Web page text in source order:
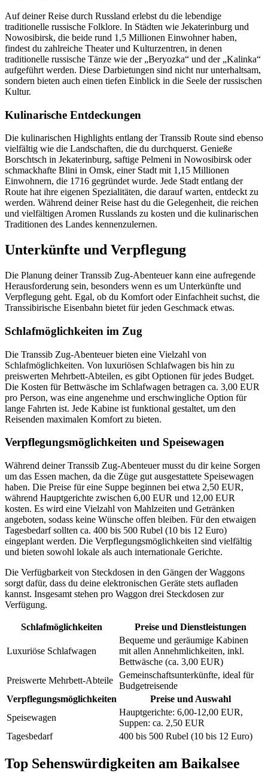
Auf deiner Reise durch Russland erlebst du die lebendige
traditionelle russische Folklore. In Städten wie Jekaterinburg und
Nowosibirsk, die beide rund 1,5 Millionen Einwohner haben,
findest du zahlreiche Theater und Kulturzentren, in denen
traditionelle russische Tänze wie der „Beryozka“ und der „Kalinka“
aufgeführt werden. Diese Darbietungen sind nicht nur unterhaltsam,
sondern bieten auch einen tiefen Einblick in die Seele der russischen
Kultur.
Kulinarische Entdeckungen
Die kulinarischen Highlights entlang der Transsib Route sind ebenso
vielfältig wie die Landschaften, die du durchquerst. Genieße
Borschtsch in Jekaterinburg, saftige Pelmeni in Nowosibirsk oder
schmackhafte Blini in Omsk, einer Stadt mit 1,15 Millionen
Einwohnern, die 1716 gegründet wurde. Jede Stadt entlang der
Route hat ihre eigenen Spezialitäten, die darauf warten, entdeckt zu
werden. Während deiner Reise hast du die Gelegenheit, die reichen
und vielfältigen Aromen Russlands zu kosten und die kulinarischen
Traditionen des Landes kennenzulernen.
Unterkünfte und Verpflegung
Die Planung deiner Transsib Zug-Abenteuer kann eine aufregende
Herausforderung sein, besonders wenn es um Unterkünfte und
Verpflegung geht. Egal, ob du Komfort oder Einfachheit suchst, die
Transsibirische Eisenbahn bietet für jeden Geschmack etwas.
Schlafmöglichkeiten im Zug
Die Transsib Zug-Abenteuer bieten eine Vielzahl von
Schlafmöglichkeiten. Von luxuriösen Schlafwagen bis hin zu
preiswerten Mehrbett-Abteilen, es gibt Optionen für jedes Budget.
Die Kosten für Bettwäsche im Schlafwagen betragen ca. 3,00 EUR
pro Person, was eine angenehme und erschwingliche Option für
lange Fahrten ist. Jede Kabine ist funktional gestaltet, um den
Reisenden maximalen Komfort zu bieten.
Verpflegungsmöglichkeiten und Speisewagen
Während deiner Transsib Zug-Abenteuer musst du dir keine Sorgen
um das Essen machen, da die Züge gut ausgestattete Speisewagen
haben. Die Preise für eine Suppe beginnen bei etwa 2,50 EUR,
während Hauptgerichte zwischen 6,00 EUR und 12,00 EUR
kosten. Es wird eine Vielzahl von Mahlzeiten und Getränken
angeboten, sodass keine Wünsche offen bleiben. Für den etwaigen
Tagesbedarf sollten ca. 400 bis 500 Rubel (10 bis 12 Euro)
eingeplant werden. Die Verpflegungsmöglichkeiten sind vielfältig
und bieten sowohl lokale als auch internationale Gerichte.
Die Verfügbarkeit von Steckdosen in den Gängen der Waggons
sorgt dafür, dass du deine elektronischen Geräte stets aufladen
kannst. Insgesamt stehen pro Waggon drei Steckdosen zur
Verfügung.
Schlafmöglichkeiten Preise und Dienstleistungen
Luxuriöse Schlafwagen
Bequeme und geräumige Kabinen
mit allen Annehmlichkeiten, inkl.
Bettwäsche (ca. 3,00 EUR)
Preiswerte Mehrbett-Abteile
Gemeinschaftsunterkünfte, ideal für
Budgetreisende
Verpflegungsmöglichkeiten
Preise und Auswahl
Speisewagen
Hauptgerichte: 6,00-12,00 EUR,
Suppen: ca. 2,50 EUR
Tagesbedarf
400 bis 500 Rubel (10 bis 12 Euro)
Top Sehenswürdigkeiten am Baikalsee